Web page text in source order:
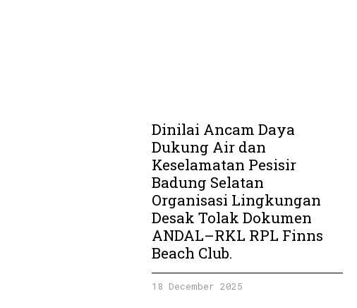
Dinilai Ancam Daya
Dukung Air dan
Keselamatan Pesisir
Badung Selatan
Organisasi Lingkungan
Desak Tolak Dokumen
ANDAL–RKL RPL Finns
Beach Club.
18 December 2025